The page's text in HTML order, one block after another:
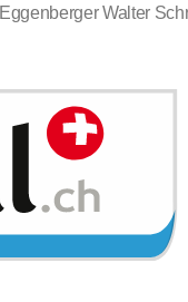
Eggenberger Walter